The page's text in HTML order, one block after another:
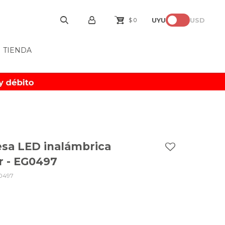
TIENDA
$ 0 UYU USD
LED inalámbrica
EG0497